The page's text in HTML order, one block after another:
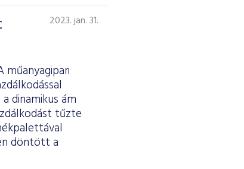
2023. jan. 31.
dinamikus ám
tűzte
döntött a